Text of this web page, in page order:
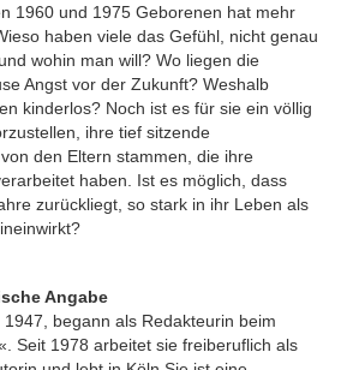
1960 und 1975 Geborenen hat mehr
haben viele das Gefühl, nicht genau
wohin man will? Wo liegen die
Angst vor der Zukunft? Weshalb
kinderlos? Noch ist es für sie ein völlig
ihre tief sitzende
den Eltern stammen, die ihre
haben. Ist es möglich, dass
zurückliegt, so stark in ihr Leben als
Angabe
begann als Redakteurin beim
Seit 1978 arbeitet sie freiberuflich als